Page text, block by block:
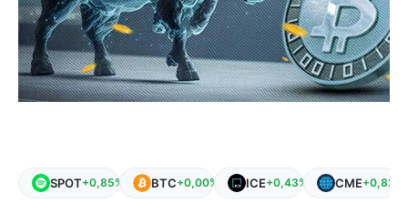
SPOT+0,85% BTC+0,00% ICE+0,43% CME+0,82%